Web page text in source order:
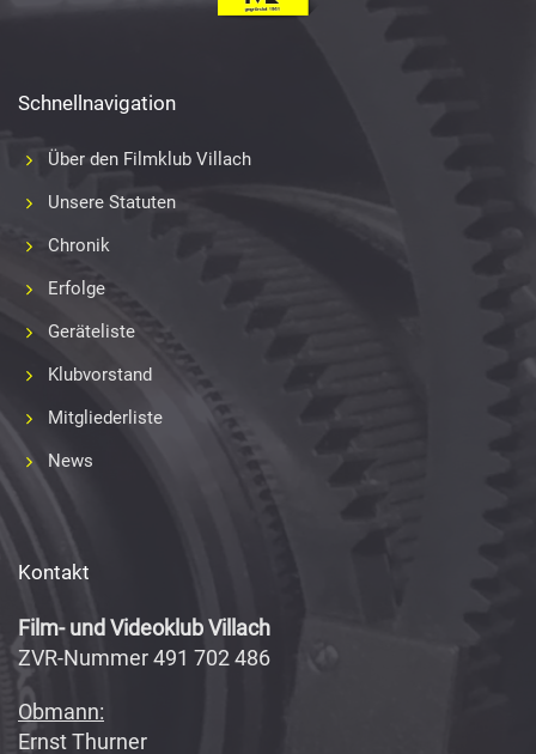
Schnellnavigation
Über den Filmklub Villach
Unsere Statuten
Chronik
Erfolge
Geräteliste
Klubvorstand
Mitgliederliste
News
Kontakt
Film- und Videoklub Villach
ZVR-Nummer 491 702 486
Obmann:
Ernst Thurner